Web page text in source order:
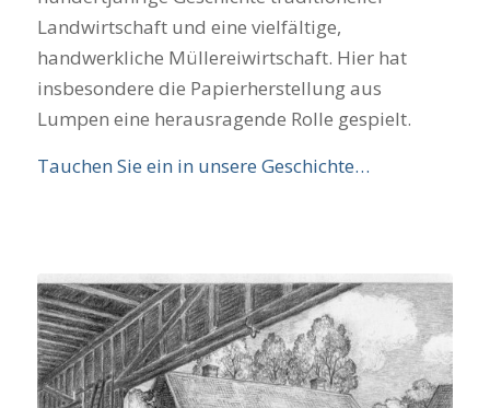
Landwirtschaft und eine vielfältige,
handwerkliche Müllereiwirtschaft. Hier hat
insbesondere die Papierherstellung aus
Lumpen eine herausragende Rolle gespielt.
Tauchen Sie ein in unsere Geschichte…